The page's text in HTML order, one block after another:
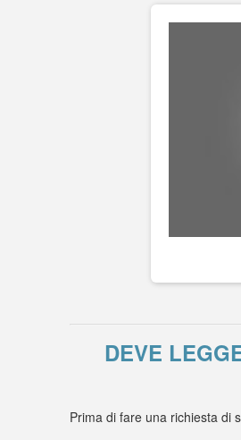
DEVE
Prima di fare una richiesta di